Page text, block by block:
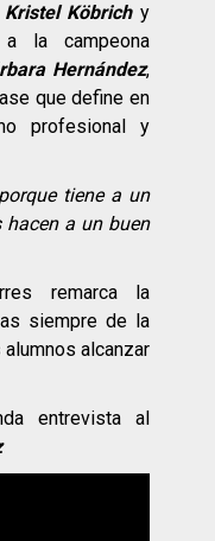
Kristel Köbrich y
a la campeona
Hernández,
que define en
profesional y
tiene a un
hacen a un buen
remarca la
siempre de la
alcanzar
entrevista al